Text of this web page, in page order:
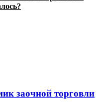
заочной торговли